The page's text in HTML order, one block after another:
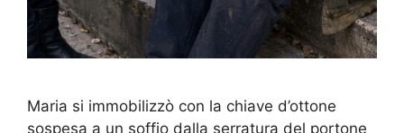
Maria si immobilizzò con la chiave d’ottone
sospesa a un soffio dalla serratura del portone